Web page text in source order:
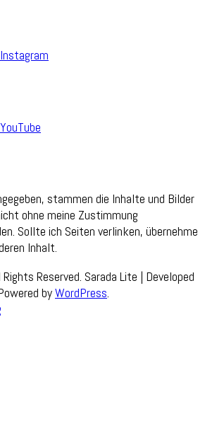
stammen die Inhalte und Bilder
ohne meine Zustimmung
Sollte ich Seiten verlinken, übernehme
Inhalt.
Rights Reserved. Sarada Lite | Developed
byWordPress.